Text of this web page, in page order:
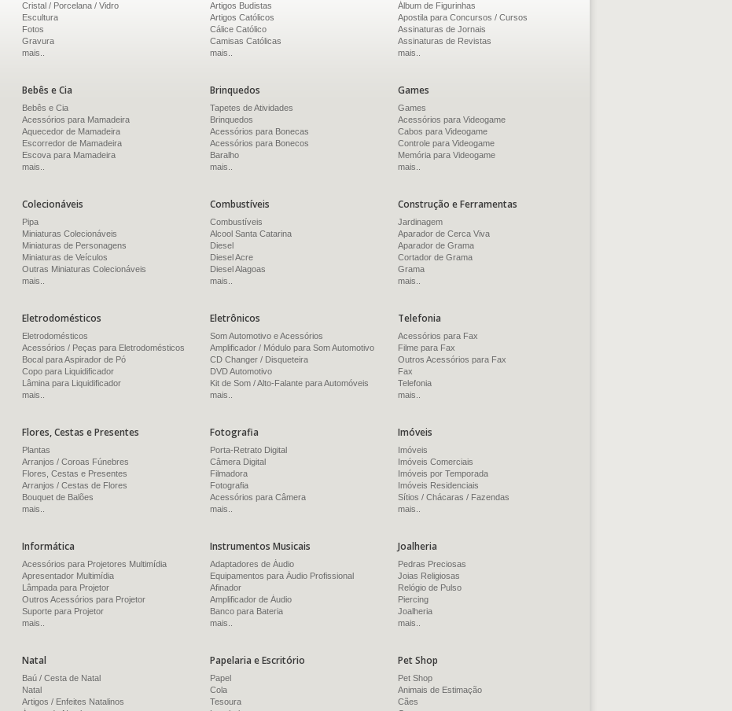
Cristal / Porcelana / Vidro
Escultura
Fotos
Gravura
mais..
Artigos Budistas
Artigos Católicos
Cálice Católico
Camisas Católicas
mais..
Álbum de Figurinhas
Apostila para Concursos / Cursos
Assinaturas de Jornais
Assinaturas de Revistas
mais..
Bebês e Cia
Bebês e Cia
Acessórios para Mamadeira
Aquecedor de Mamadeira
Escorredor de Mamadeira
Escova para Mamadeira
mais..
Brinquedos
Tapetes de Atividades
Brinquedos
Acessórios para Bonecas
Acessórios para Bonecos
Baralho
mais..
Games
Games
Acessórios para Videogame
Cabos para Videogame
Controle para Videogame
Memória para Videogame
mais..
Colecionáveis
Pipa
Miniaturas Colecionáveis
Miniaturas de Personagens
Miniaturas de Veículos
Outras Miniaturas Colecionáveis
mais..
Combustíveis
Combustíveis
Alcool Santa Catarina
Diesel
Diesel Acre
Diesel Alagoas
mais..
Construção e Ferramentas
Jardinagem
Aparador de Cerca Viva
Aparador de Grama
Cortador de Grama
Grama
mais..
Eletrodomésticos
Eletrodomésticos
Acessórios / Peças para Eletrodomésticos
Bocal para Aspirador de Pó
Copo para Liquidificador
Lâmina para Liquidificador
mais..
Eletrônicos
Som Automotivo e Acessórios
Amplificador / Módulo para Som Automotivo
CD Changer / Disqueteira
DVD Automotivo
Kit de Som / Alto-Falante para Automóveis
mais..
Telefonia
Acessórios para Fax
Filme para Fax
Outros Acessórios para Fax
Fax
Telefonia
mais..
Flores, Cestas e Presentes
Plantas
Arranjos / Coroas Fúnebres
Flores, Cestas e Presentes
Arranjos / Cestas de Flores
Bouquet de Balões
mais..
Fotografia
Porta-Retrato Digital
Câmera Digital
Filmadora
Fotografia
Acessórios para Câmera
mais..
Imóveis
Imóveis
Imóveis Comerciais
Imóveis por Temporada
Imóveis Residenciais
Sítios / Chácaras / Fazendas
mais..
Informática
Acessórios para Projetores Multimídia
Apresentador Multimídia
Lâmpada para Projetor
Outros Acessórios para Projetor
Suporte para Projetor
mais..
Instrumentos Musicais
Adaptadores de Áudio
Equipamentos para Áudio Profissional
Afinador
Amplificador de Áudio
Banco para Bateria
mais..
Joalheria
Pedras Preciosas
Joias Religiosas
Relógio de Pulso
Piercing
Joalheria
mais..
Natal
Baú / Cesta de Natal
Natal
Artigos / Enfeites Natalinos
Papelaria e Escritório
Papel
Cola
Tesoura
Pet Shop
Pet Shop
Animais de Estimação
Cães